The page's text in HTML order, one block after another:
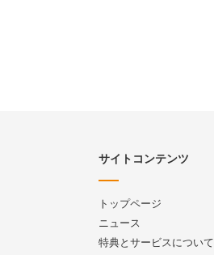
サイトコンテンツ
トップページ
ニュース
特典とサービスについて